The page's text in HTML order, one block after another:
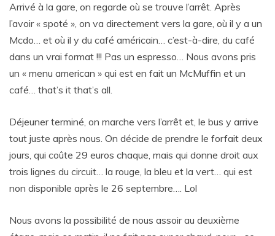
Arrivé à la gare, on regarde où se trouve l’arrêt. Après
l’avoir « spoté », on va directement vers la gare, où il y a un
Mcdo… et où il y du café américain… c’est-à-dire, du café
dans un vrai format !!! Pas un espresso… Nous avons pris
un « menu american » qui est en fait un McMuffin et un
café… that’s it that’s all.
Déjeuner terminé, on marche vers l’arrêt et, le bus y arrive
tout juste après nous. On décide de prendre le forfait deux
jours, qui coûte 29 euros chaque, mais qui donne droit aux
trois lignes du circuit… la rouge, la bleu et la vert… qui est
non disponible après le 26 septembre…. Lol
Nous avons la possibilité de nous assoir au deuxième